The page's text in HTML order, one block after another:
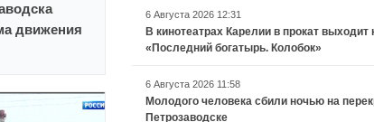
движения
6 Августа 2026 12:31
В кинотеатрах Карелии в прокат выходит
«Последний богатырь. Колобок»
6 Августа 2026 11:58
Молодого человека сбили ночью на
Петрозаводске